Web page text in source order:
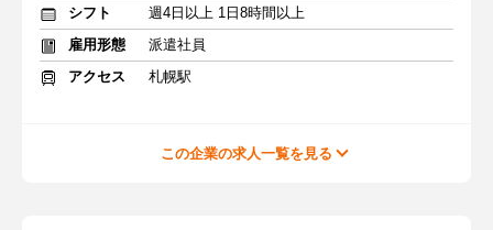
シフト
週4日以上 1日8時間以上
雇用形態
派遣社員
アクセス
札幌駅
この企業の求人一覧を見る